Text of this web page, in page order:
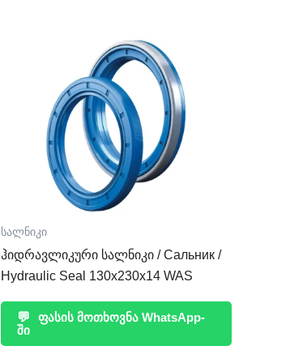
სალნიკი
ჰიდრავლიკური სალნიკი / Сальник /
Hydraulic Seal 130x230x14 WAS
💬
ფასის მოთხოვნა WhatsApp-
ში